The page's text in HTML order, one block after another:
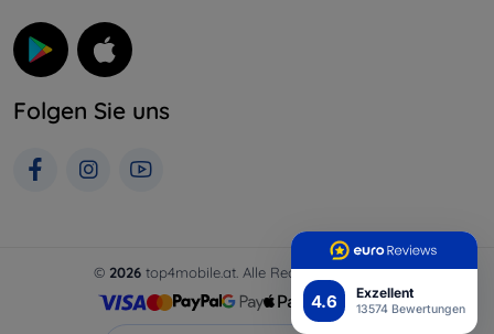
4.6 Exzellent
13574 Bewertungen
Folgen Sie uns
© 2026top4mobile.at. Alle Rechte vorbehalten.